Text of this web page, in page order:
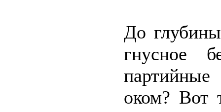
До
гнусное
оком? Вот